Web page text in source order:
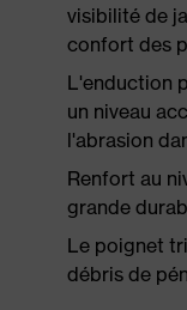
visibilité de
confort des
L'enduction
un niveau
l'abrasion
Renfort au
grande
Le poignet
débris de